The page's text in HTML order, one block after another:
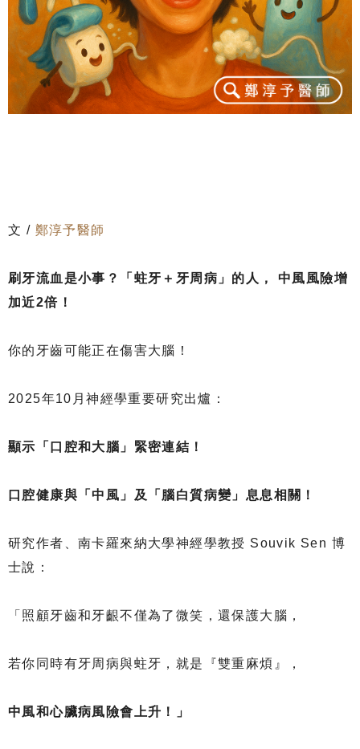
文 / 鄭淳予醫師
刷牙流血是小事？「蛀牙＋牙周病」的人， 中風風險增
加近2倍！
你的牙齒可能正在傷害大腦！
2025年10月神經學重要研究出爐：
顯示「口腔和大腦」緊密連結！
口腔健康與「中風」及「腦白質病變」息息相關！
研究作者、南卡羅來納大學神經學教授 Souvik Sen 博
士說：
「照顧牙齒和牙齦不僅為了微笑，還保護大腦，
若你同時有牙周病與蛀牙，就是『雙重麻煩』，
中風和心臟病風險會上升！」